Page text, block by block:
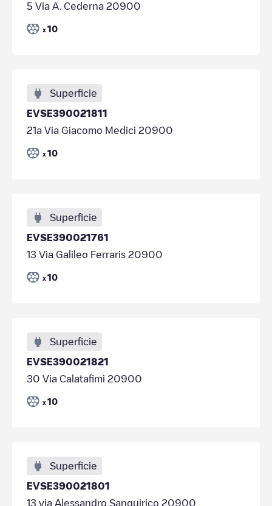
5 Via A. Cederna 20900
x 10
Superficie
EVSE390021811
21a Via Giacomo Medici 20900
x 10
Superficie
EVSE390021761
13 Via Galileo Ferraris 20900
x 10
Superficie
EVSE390021821
30 Via Calatafimi 20900
x 10
Superficie
EVSE390021801
13 via Alessandro Sanquirico 20900